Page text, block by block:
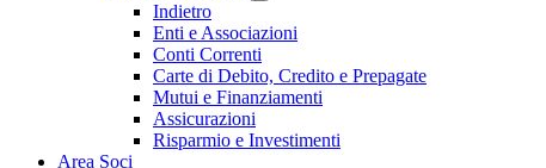
Indietro
Enti e Associazioni
Conti Correnti
Carte di Debito, Credito e Prepagate
Mutui e Finanziamenti
Assicurazioni
Risparmio e Investimenti
Area Soci